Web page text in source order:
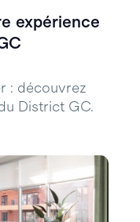
expérience
: découvrez
District GC.